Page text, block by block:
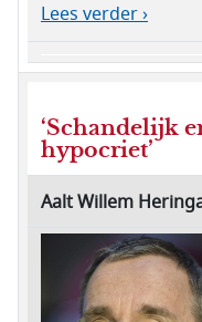
Lees verder ›
‘Schandelijk
hypocriet’
Aalt Willem